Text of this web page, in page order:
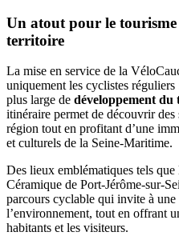
Un atout pour le
territoire
La mise en service de la
uniquement les cyclistes
plus large de développement du
itinéraire permet de découvrir des
région tout en profitant d’une
et culturels de la Seine-Maritime.
Des lieux emblématiques tels
Céramique de Port-Jérôme-sur-
parcours cyclable qui invite à une
l’environnement, tout en offrant
habitants et les visiteurs.